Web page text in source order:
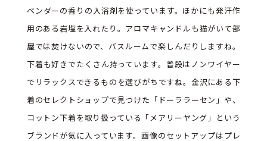
ベンダーの香りの入浴剤を使っています。ほかにも発汗作
用のある岩塩を入れたり。アロマキャンドルも猫がいて部
屋では焚けないので、バスルームで楽しんだりしますね。
下着も好きでたくさん持っています。普段はノンワイヤー
でリラックスできるものを選びがちですね。金沢にある下
着のセレクトショップで見つけた「ドーララーセン」や、
コットン下着を取り扱っている「メアリーヤング」という
ブランドが気に入っています。画像のセットアップはプレ